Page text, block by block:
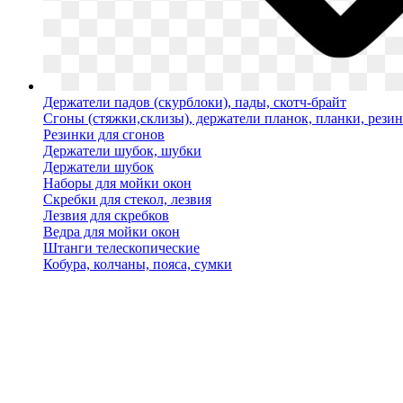
Держатели падов (скурблоки), пады, скотч-брайт
Сгоны (стяжки,склизы), держатели планок, планки,
Резинки для сгонов
Держатели шубок, шубки
Держатели шубок
Наборы для мойки окон
Скребки для стекол, лезвия
Лезвия для скребков
Ведра для мойки окон
Штанги телескопические
Кобура, колчаны, пояса, сумки